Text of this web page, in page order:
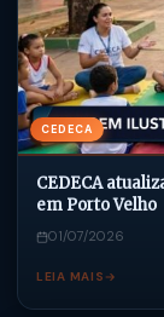
CEDECA
CEDECA
em Porto Velho
01/07/2026
LEIA MAIS